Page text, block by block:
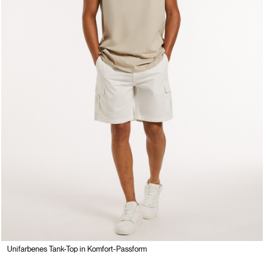
Unifarbenes Tank-Top in Komfort-Passform